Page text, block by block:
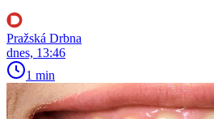
Pražská Drbna
dnes, 13:46
1 min